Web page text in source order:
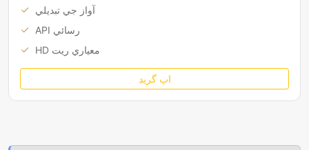
آواز جي تبديلي
API رسائي
HD معياري ريت
اپ گريڊ